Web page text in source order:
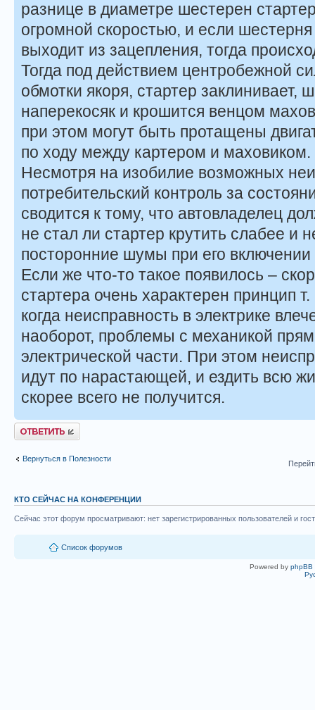
разнице в диаметре шестерен
огромной скоростью, и если
выходит из зацепления, тогда
Тогда под действием центробежной
обмотки якоря, стартер заклинивает,
наперекосяк и крошится венцом
при этом могут быть протащены
по ходу между картером и маховиком.
Несмотря на изобилие возможных
потребительский контроль за
сводится к тому, что автовладелец
не стал ли стартер крутить слабее и
посторонние шумы при его
Если же что-то такое появилось –
стартера очень характерен принцип
когда неисправность в электрике
наоборот, проблемы с механикой
электрической части. При этом
идут по нарастающей, и ездить всю
скорее всего не получится.
Ответить
Вернуться в Полезности
КТО СЕЙЧАС НА КОНФЕРЕНЦИИ
Сейчас этот форум просматривают: нет зарегистрированных пользователей и
Список форумов
Powered by phpBB